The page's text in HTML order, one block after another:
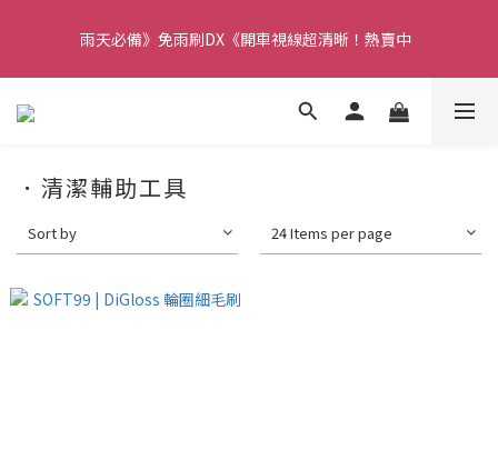
聯絡我們確認。
雨天必備》免雨刷DX《開車視線超清晰！熱賣中
【重要】本公司不會在假日、非上班時段以電話連絡，若有疑慮請
．清潔輔助工具
Sort by 24 Items per page